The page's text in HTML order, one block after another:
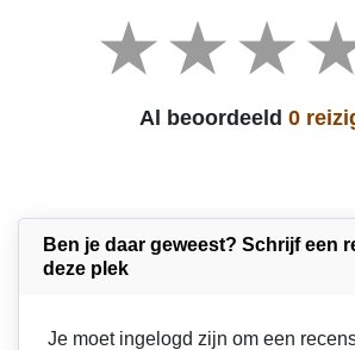
Al beoordeeld 0
Ben je daar geweest? Schrijf een
deze plek
Je moet ingelogd zijn om een